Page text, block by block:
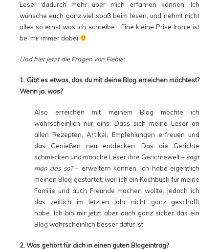
Leser dadurch mehr über mich erfahren können. Ich
wünsche euch ganz viel spaß beim lesen, und nehmt nicht
alles so ernst was ich schreibe… Eine kleine Prise Ironie ist
bei mir immer dabei
Und hier jetzt die Fragen von Fiebie:
1. Gibt es etwas, das du mit deine Blog erreichen möchtest?
Wenn ja, was?
Also erreichen mit meinem Blog möchte ich
wahrscheinlich nur eins: Dass sich meine Leser an
allen Rezepten, Artikel, Empfehlungen erfreuen und
das Genießen neu entdecken. Das die Gerichte
schmecken und manche Leser ihre Gerichtewelt – sagt
man das so?– erweitern können. Ich habe eigentlich
meinen Blog gestartet, weil ich ein Kochbuch für meine
Familie und auch Freunde machen wollte, jedoch ich
das zeitlich im letzten Jahr nicht ganz geschafft
habe. Ich bin mir jetzt aber auch ganz sicher das ein
Blog wahrscheinlich besser dafür ist.
2. Was gehört für dich in einen guten Blogeintrag?